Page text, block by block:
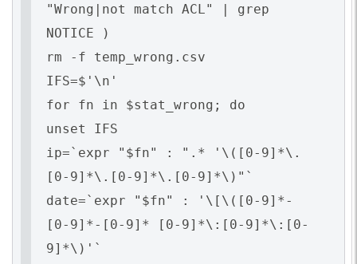
"Wrong|not match ACL" | grep
NOTICE )
rm -f temp_wrong.csv
IFS=$'\n'
for fn in $stat_wrong; do
unset IFS
ip=`expr "$fn" : ".* '\([0-9]*\.
[0-9]*\.[0-9]*\.[0-9]*\)"`
date=`expr "$fn" : '\[\([0-9]*-
[0-9]*-[0-9]* [0-9]*\:[0-9]*\:[0-
9]*\)'`